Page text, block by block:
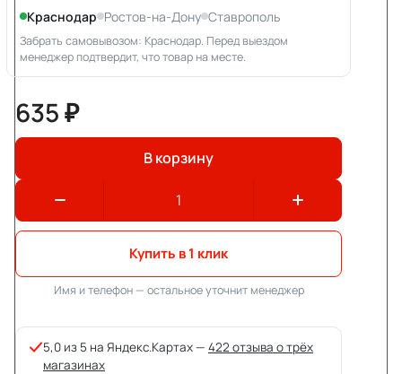
Краснодар Ростов-на-Дону Ставрополь
Забрать самовывозом: Краснодар. Перед выездом
менеджер подтвердит, что товар на месте.
635 ₽
В корзину
Купить в 1 клик
Имя и телефон — остальное уточнит менеджер
5,0 из 5 на Яндекс.Картах — 422 отзыва о трёх
магазинах